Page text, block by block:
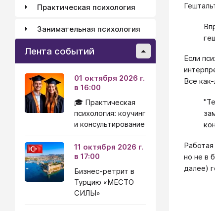
Если
Все
но не в
далее)
Практическая психология
Занимательная психология
Лента событий
01 октября 2026 г.
в 16:00
🎓 Практическая
психология: коучинг
и консультирование
11 октября 2026 г.
в 17:00
Бизнес-ретрит в
Турцию «МЕСТО
СИЛЫ»